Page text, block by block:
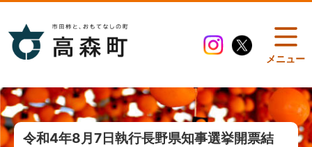
メニュー
令和4年8月7日執行長野県知事選挙開票結